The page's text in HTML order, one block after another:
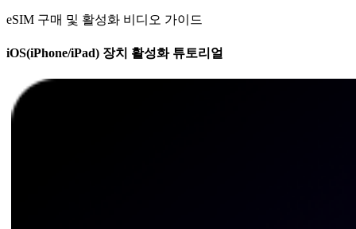
eSIM 구매 및 활성화 비디오 가이드
iOS(iPhone/iPad) 장치 활성화 튜토리얼